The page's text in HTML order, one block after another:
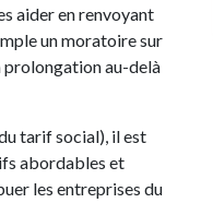
aider en renvoyant
un moratoire sur
prolongation au-delà
tarif social), il est
abordables et
les entreprises du